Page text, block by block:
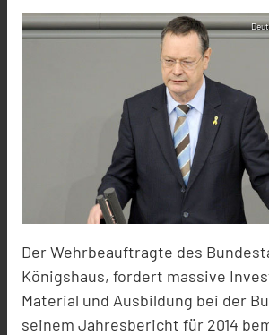
Der Wehrbeauftragte des
Königshaus, fordert massive
Material und Ausbildung bei der
seinem Jahresbericht für 2014